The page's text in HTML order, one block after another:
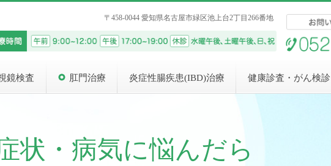
〒458-0044 愛知県名古屋市緑区池上台2丁目266番地
鏡検査 肛門治療 炎症性腸疾患(IBD)治療 健康診査・がん検診
状・病気に悩んだら